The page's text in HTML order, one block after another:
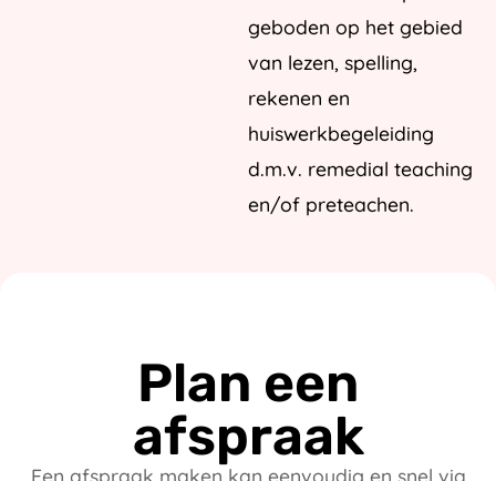
geboden op het gebied
van lezen, spelling,
rekenen en
huiswerkbegeleiding
d.m.v. remedial teaching
en/of preteachen.
Plan een
afspraak
Een afspraak maken kan eenvoudig en snel via